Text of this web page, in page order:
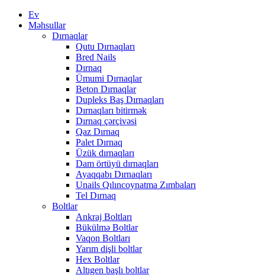
Ev
Məhsullar
Dırnaqlar
Qutu Dırnaqları
Bred Nails
Dırnaq
Ümumi Dırnaqlar
Beton Dırnaqlar
Dupleks Baş Dırnaqları
Dırnaqları bitirmək
Dırnaq çərçivəsi
Qaz Dırnaq
Palet Dırnaq
Üzük dırnaqları
Dam örtüyü dırnaqları
Ayaqqabı Dırnaqları
Unails Qılıncoynatma Zımbaları
Tel Dırnaq
Boltlar
Ankraj Boltları
Bükülmə Boltlar
Vaqon Boltları
Yarım dişli boltlar
Hex Boltlar
Altıgen başlı boltlar